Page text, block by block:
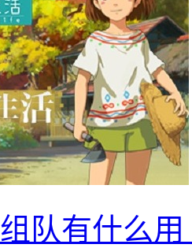
队有什么